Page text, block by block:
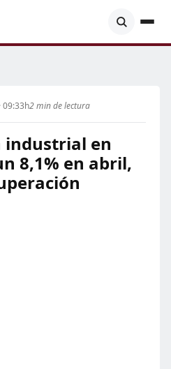
09:33h2 min de lectura
industrial en
8,1% en abril,